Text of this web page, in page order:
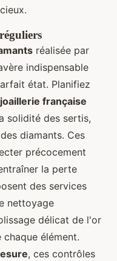
réalisée par
indispensable
état. Planifiez
joaillerie française
solidité des sertis,
diamants. Ces
précocement
la perte
des services
nettoyage
délicat de l'or
élément.
, ces contrôles